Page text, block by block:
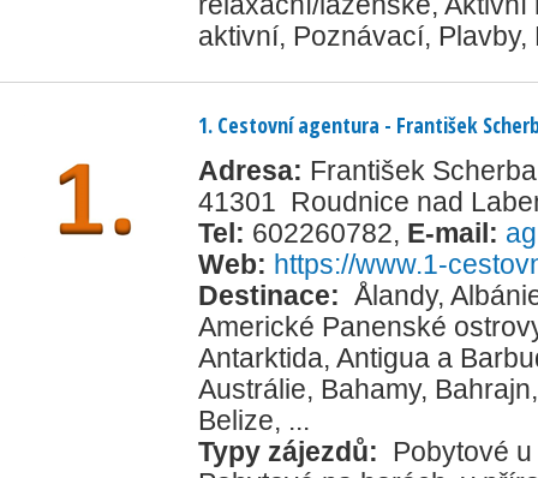
aktivní, Poznávací, Plavby,
1. Cestovní agentura - František
Adresa: František
41301 Roudnice nad
Tel: 602260782, E-mail:
Web: https://www.1-
Destinace: Ålandy,
Americké Panenské
Antarktida, Antigua a
Austrálie, Bahamy, Bahrajn
Belize, ...
Typy zájezdů:
Pobytové